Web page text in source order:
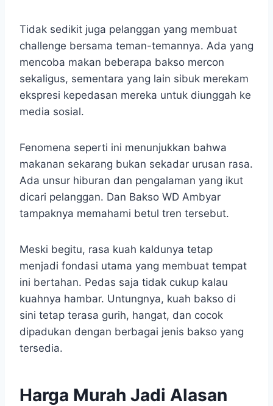
Tidak sedikit juga pelanggan yang membuat
challenge bersama teman-temannya. Ada yang
mencoba makan beberapa bakso mercon
sekaligus, sementara yang lain sibuk merekam
ekspresi kepedasan mereka untuk diunggah ke
media sosial.
Fenomena seperti ini menunjukkan bahwa
makanan sekarang bukan sekadar urusan rasa.
Ada unsur hiburan dan pengalaman yang ikut
dicari pelanggan. Dan Bakso WD Ambyar
tampaknya memahami betul tren tersebut.
Meski begitu, rasa kuah kaldunya tetap
menjadi fondasi utama yang membuat tempat
ini bertahan. Pedas saja tidak cukup kalau
kuahnya hambar. Untungnya, kuah bakso di
sini tetap terasa gurih, hangat, dan cocok
dipadukan dengan berbagai jenis bakso yang
tersedia.
Harga Murah Jadi Alasan